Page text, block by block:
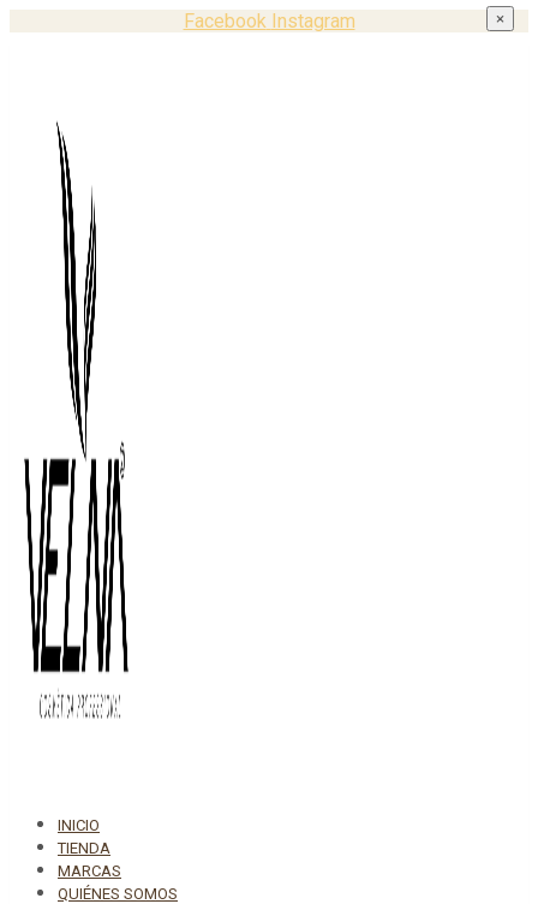
Facebook Instagram
INICIO
TIENDA
MARCAS
QUIÉNES SOMOS
×